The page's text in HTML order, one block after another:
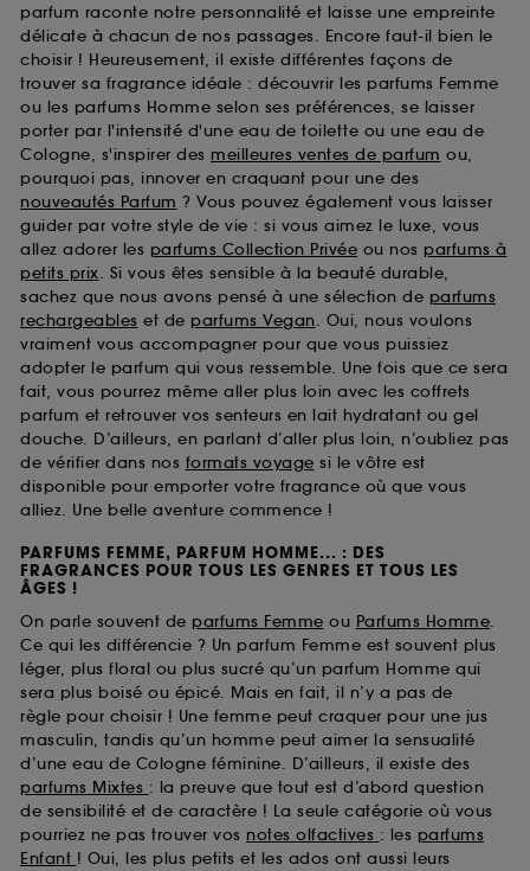
parfum raconte notre personnalité et laisse une empreinte
délicate à chacun de nos passages. Encore faut-il bien le
choisir ! Heureusement, il existe différentes façons de
trouver sa fragrance idéale : découvrir les parfums Femme
ou les parfums Homme selon ses préférences, se laisser
porter par l'intensité d'une eau de toilette ou une eau de
Cologne, s'inspirer des meilleures ventes de parfum ou,
pourquoi pas, innover en craquant pour une des
nouveautés Parfum ? Vous pouvez également vous laisser
guider par votre style de vie : si vous aimez le luxe, vous
allez adorer les parfums Collection Privée ou nos parfums à
petits prix. Si vous êtes sensible à la beauté durable,
sachez que nous avons pensé à une sélection de parfums
rechargeables et de parfums Vegan. Oui, nous voulons
vraiment vous accompagner pour que vous puissiez
adopter le parfum qui vous ressemble. Une fois que ce sera
fait, vous pourrez même aller plus loin avec les coffrets
parfum et retrouver vos senteurs en lait hydratant ou gel
douche. D’ailleurs, en parlant d’aller plus loin, n’oubliez pas
de vérifier dans nos formats voyage si le vôtre est
disponible pour emporter votre fragrance où que vous
alliez. Une belle aventure commence !
PARFUMS FEMME, PARFUM HOMME... : DES
FRAGRANCES POUR TOUS LES GENRES ET TOUS LES
ÂGES !
On parle souvent de parfums Femme ou Parfums Homme.
Ce qui les différencie ? Un parfum Femme est souvent plus
léger, plus floral ou plus sucré qu’un parfum Homme qui
sera plus boisé ou épicé. Mais en fait, il n’y a pas de
règle pour choisir ! Une femme peut craquer pour une jus
masculin, tandis qu’un homme peut aimer la sensualité
d’une eau de Cologne féminine. D’ailleurs, il existe des
parfums Mixtes : la preuve que tout est d’abord question
de sensibilité et de caractère ! La seule catégorie où vous
pourriez ne pas trouver vos notes olfactives : les parfums
Enfant ! Oui, les plus petits et les ados ont aussi leurs